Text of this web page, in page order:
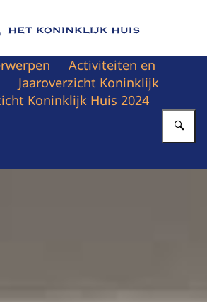
homepage van Het Koninklijk Huis
Activiteiten en
Jaaroverzicht Koninklijk
Koninklijk Huis 2024
beëdiging kabinet-Schoof